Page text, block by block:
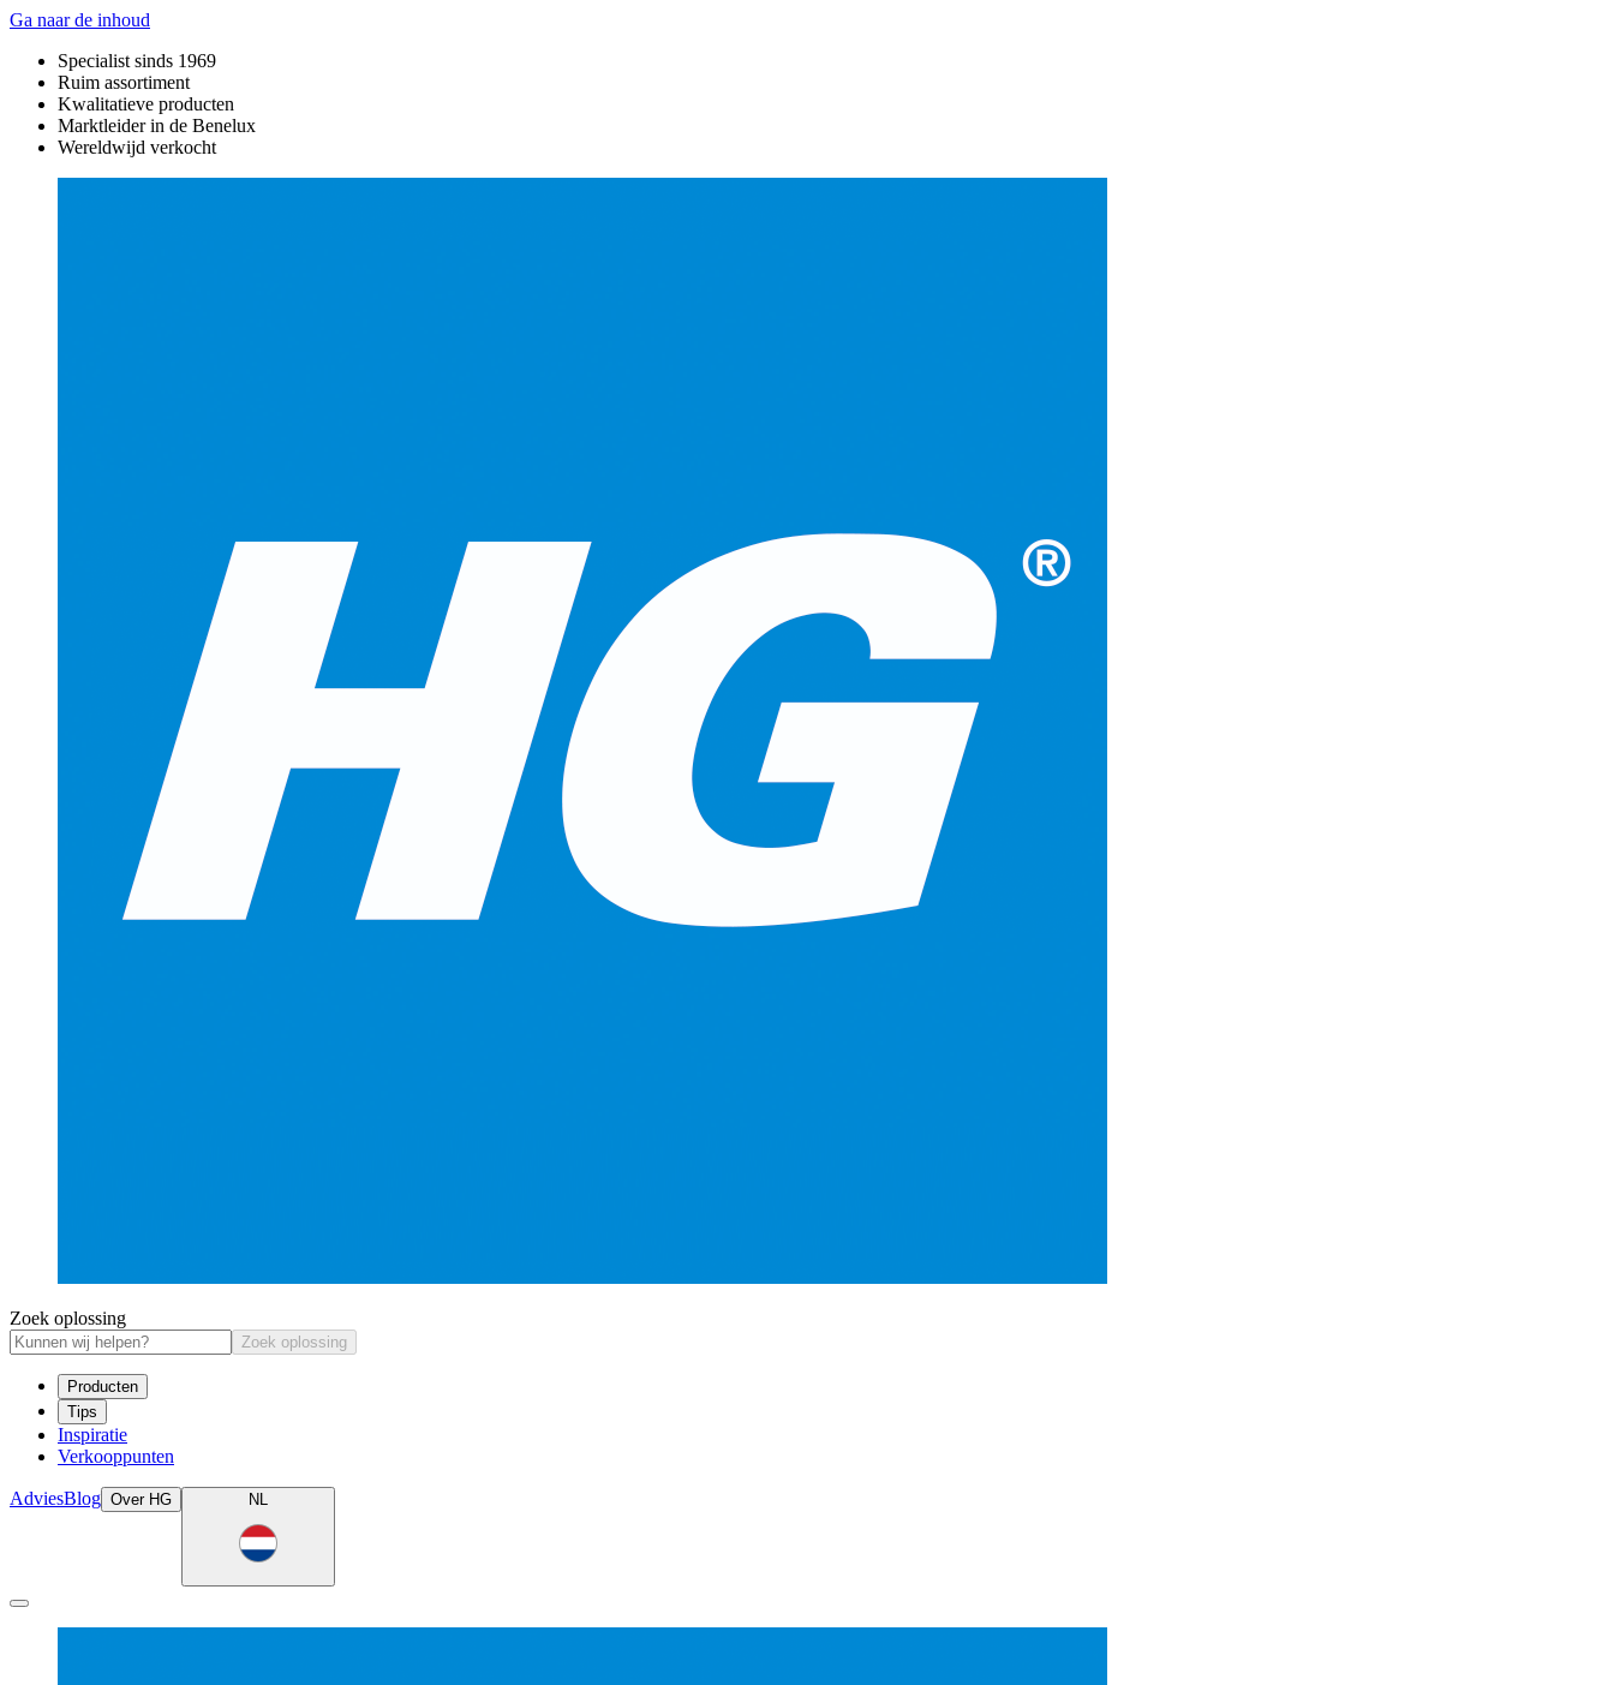
Ga naar de inhoud
Specialist sinds 1969
Ruim assortiment
Kwalitatieve producten
Marktleider in de Benelux
Wereldwijd verkocht
Zoek oplossing
Zoek oplossing
Producten
Tips
Inspiratie
Verkooppunten
AdviesBlog Over HG NL